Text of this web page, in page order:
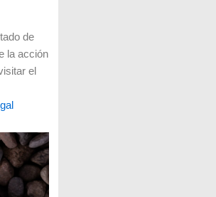
de
la acción
el